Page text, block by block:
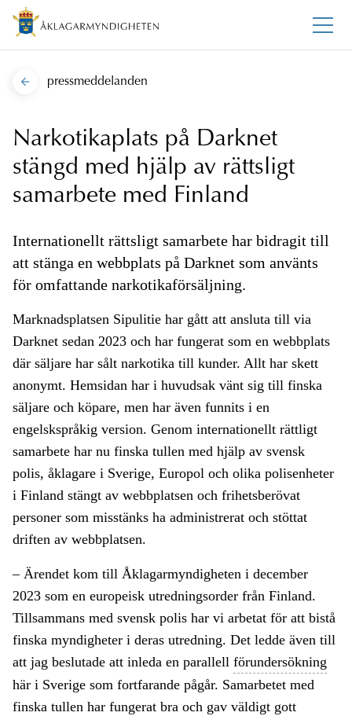
pressmeddelanden
Narkotikaplats på Darknet
stängd med hjälp av rättsligt
samarbete med Finland
Internationellt rättsligt samarbete har bidragit till
att stänga en webbplats på Darknet som använts
för omfattande narkotikaförsäljning.
Marknadsplatsen Sipulitie har gått att ansluta till via
Darknet sedan 2023 och har fungerat som en webbplats
där säljare har sålt narkotika till kunder. Allt har skett
anonymt. Hemsidan har i huvudsak vänt sig till finska
säljare och köpare, men har även funnits i en
engelskspråkig version. Genom internationellt rättligt
samarbete har nu finska tullen med hjälp av svensk
polis, åklagare i Sverige, Europol och olika polisenheter
i Finland stängt av webbplatsen och frihetsberövat
personer som misstänks ha administrerat och stöttat
driften av webbplatsen.
– Ärendet kom till Åklagarmyndigheten i december
2023 som en europeisk utredningsorder från Finland.
Tillsammans med svensk polis har vi arbetat för att bistå
finska myndigheter i deras utredning. Det ledde även till
att jag beslutade att inleda en parallell förundersökning
här i Sverige som fortfarande pågår. Samarbetet med
finska tullen har fungerat bra och gav väldigt gott